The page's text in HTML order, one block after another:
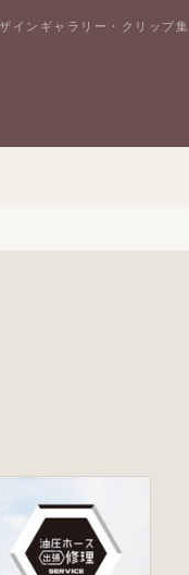
インギャラリー・クリップ集